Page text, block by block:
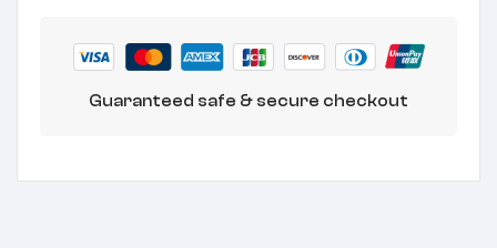
Guaranteed safe & secure checkout